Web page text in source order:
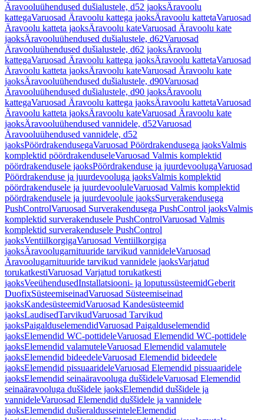
Äravooluühendused dušialustele, d52 jaoksÄravoolu
kattegaVaruosad Äravoolu kattega jaoksÄravoolu kattetaVaruosad
Äravoolu katteta jaoksÄravoolu kateVaruosad Äravoolu kate
jaoksÄravooluühendused dušialustele, d62Varuosad
Äravooluühendused dušialustele, d62 jaoksÄravoolu
kattegaVaruosad Äravoolu kattega jaoksÄravoolu kattetaVaruosad
Äravoolu katteta jaoksÄravoolu kateVaruosad Äravoolu kate
jaoksÄravooluühendused dušialustele, d90Varuosad
Äravooluühendused dušialustele, d90 jaoksÄravoolu
kattegaVaruosad Äravoolu kattega jaoksÄravoolu kattetaVaruosad
Äravoolu katteta jaoksÄravoolu kateVaruosad Äravoolu kate
jaoksÄravooluühendused vannidele, d52Varuosad
Äravooluühendused vannidele, d52
jaoksPöördrakendusegaVaruosad Pöördrakendusega jaoksValmis
komplektid pöördrakenduseleVaruosad Valmis komplektid
pöördrakendusele jaoksPöördrakenduse ja juurdevoolugaVaruosad
Pöördrakenduse ja juurdevooluga jaoksValmis komplektid
pöördrakendusele ja juurdevooluleVaruosad Valmis komplektid
pöördrakendusele ja juurdevoolule jaoksSurverakendusega
PushControlVaruosad Surverakendusega PushControl jaoksValmis
komplektid surverakendusele PushControlVaruosad Valmis
komplektid surverakendusele PushControl
jaoksVentiilkorgigaVaruosad Ventiilkorgiga
jaoksÄravoolugarnituuride tarvikud vannideleVaruosad
Äravoolugarnituuride tarvikud vannidele jaoksVarjatud
torukatkestiVaruosad Varjatud torukatkesti
jaoksVeeühendusedInstallatsiooni- ja loputussüsteemidGeberit
DuofixSüsteemiseinadVaruosad Süsteemiseinad
jaoksKandesüsteemidVaruosad Kandesüsteemid
jaoksLaudisedTarvikudVaruosad Tarvikud
jaoksPaigalduselemendidVaruosad Paigalduselemendid
jaoksElemendid WC-pottideleVaruosad Elemendid WC-pottidele
jaoksElemendid valamuteleVaruosad Elemendid valamutele
jaoksElemendid bideedeleVaruosad Elemendid bideedele
jaoksElemendid pissuaarideleVaruosad Elemendid pissuaaridele
jaoksElemendid seinaäravooluga duššideleVaruosad Elemendid
seinaäravooluga duššidele jaoksElemendid duššidele ja
vannideleVaruosad Elemendid duššidele ja vannidele
jaoksElemendid dušieraldusseinteleElemendid